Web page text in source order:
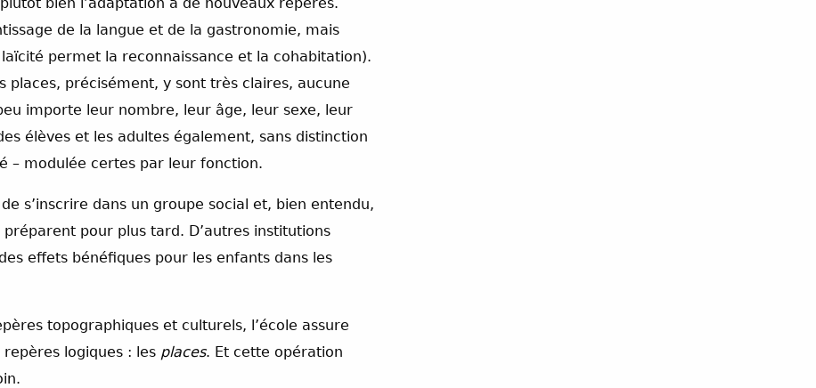
de la langue et de la gastronomie, mais
permet la reconnaissance et la cohabitation).
places, précisément, y sont très claires, aucune
importe leur nombre, leur âge, leur sexe, leur
élèves et les adultes également, sans distinction
– modulée certes par leur fonction.
s’inscrire dans un groupe social et, bien entendu,
pour plus tard. D’autres institutions
effets bénéfiques pour les enfants dans les
topographiques et culturels, l’école assure
logiques : les places. Et cette opération